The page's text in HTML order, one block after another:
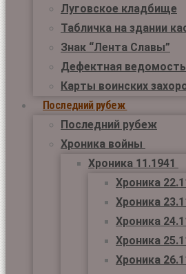
Луговское кладбище
Табличка на здании
Знак “Лента Славы”
Дефектная ведомость
Карты воинских
Последний рубеж
Последний рубеж
Хроника войны
Хроника 11.1941
Хроника
Хроника
Хроника
Хроника
Хроника